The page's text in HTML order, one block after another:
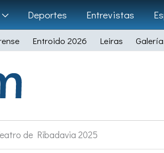
Deportes Entrevistas
Entroido 2026 Leiras
de Ribadavia 2025